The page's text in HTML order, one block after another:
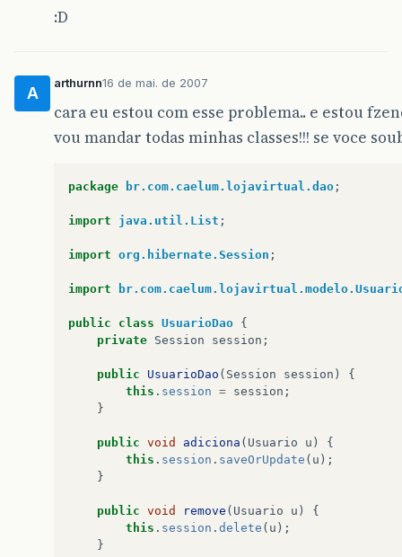
</hibernate-configuration>
:D
A
arthurnn16 de mai. de 2007
cara eu estou com esse problema.. e estou
vou mandar todas minhas classes!!! se voce
package br.com.caelum.lojavirtual.dao ;
import java.util.List ;
import org.hibernate.Session ;
import
public class UsuarioDao {
private Session session ;
public UsuarioDao ( Session session )
{
this . session = session ;
}
public void adiciona ( Usuario u )
{
this . session . saveOrUpdate ( u );
}
public void remove ( Usuario u )
{
this . session . delete ( u );
}